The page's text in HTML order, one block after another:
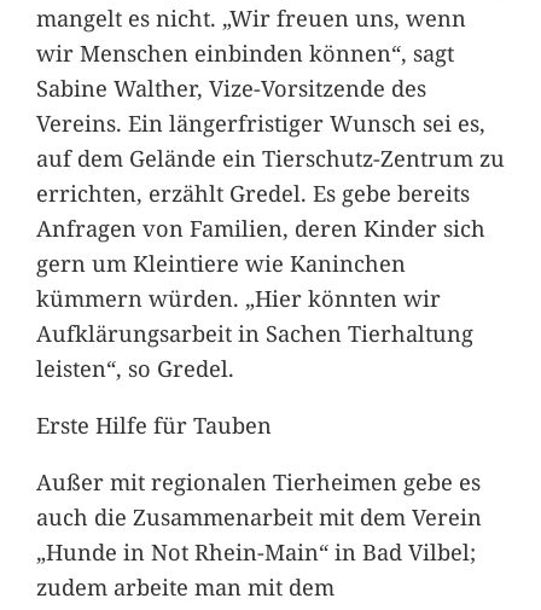
mangelt es nicht. „Wir freuen uns, wenn
wir Menschen einbinden können“, sagt
Sabine Walther, Vize-Vorsitzende des
Vereins. Ein längerfristiger Wunsch sei es,
auf dem Gelände ein Tierschutz-Zentrum zu
errichten, erzählt Gredel. Es gebe bereits
Anfragen von Familien, deren Kinder sich
gern um Kleintiere wie Kaninchen
kümmern würden. „Hier könnten wir
Aufklärungsarbeit in Sachen Tierhaltung
leisten“, so Gredel.
Erste Hilfe für Tauben
Außer mit regionalen Tierheimen gebe es
auch die Zusammenarbeit mit dem Verein
„Hunde in Not Rhein-Main“ in Bad Vilbel;
zudem arbeite man mit dem